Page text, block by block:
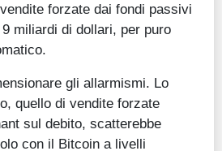
forzate dai fondi passivi
miliardi di dollari, per puro
gli allarmismi. Lo
quello di vendite forzate
sul debito, scatterebbe
con il Bitcoin a livelli